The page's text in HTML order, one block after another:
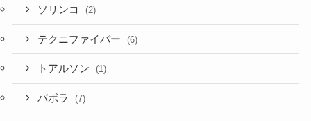
ソリンコ (2)
テクニファイバー (6)
トアルソン (1)
バボラ (7)